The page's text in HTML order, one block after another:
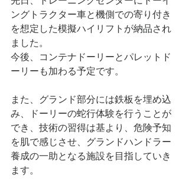
ングトラクター車と機側での寄り付き
を想定した模擬ハイリフトが納品され
ました。
今後、コンテナドーリーとパレットド
ーリーも加わる予定です。
また、グランド部分には鉄板を埋め込
み、ドーリーの蛇行体験を行うことが
でき、技術の習得は基より、危険予知
を肌で感じさせ、グランドハンドラー
養成の一助となる施設を目指していき
ます。